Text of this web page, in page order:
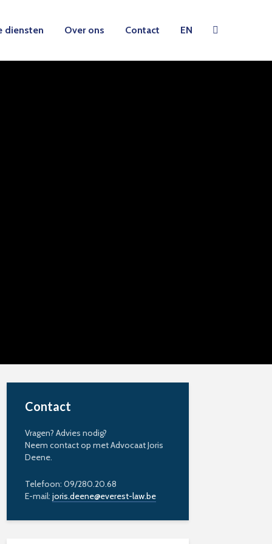
diensten Over ons Contact EN
Contact
Vragen? Advies nodig?
Neem contact op met Advocaat Joris
Deene.
Telefoon: 09/280.20.68
E-mail: joris.deene@everest-law.be